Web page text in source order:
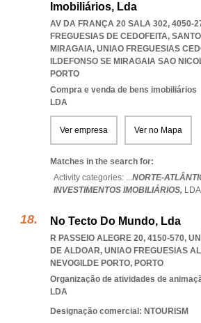
Imobiliários, Lda
AV DA FRANÇA 20 SALA 302, 4050-
FREGUESIAS DE CEDOFEITA,
MIRAGAIA, UNIAO FREGUESIAS
ILDEFONSO SE MIRAGAIA SAO
PORTO
Compra e venda de bens imobiliários
LDA
Ver empresa Ver no Mapa
Matches in the search for:
Activity categories: ...NORTE-
INVESTIMENTOS IMOBILIÁRIOS, LDA
No Tecto Do Mundo, Lda
R PASSEIO ALEGRE 20, 4150-570,
DE ALDOAR, UNIAO FREGUESIAS
NEVOGILDE PORTO, PORTO
Organização de atividades de
LDA
Designação comercial: NTOURISM